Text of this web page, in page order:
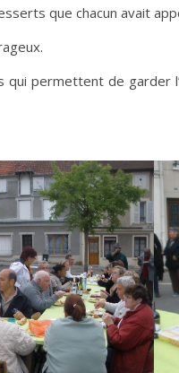
que chacun avait
qui permettent de